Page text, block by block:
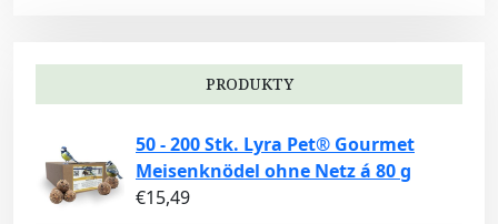
PRODUKTY
50 - 200 Stk. Lyra Pet® Gourmet
Meisenknödel ohne Netz á 80 g
€15,49